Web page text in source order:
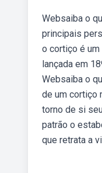
Websaiba o
principais
o cortiço é
lançada em
Websaiba o
de um cortiço
torno de si
patrão o
que retrata a